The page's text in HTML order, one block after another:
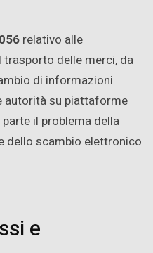
relativo alle
delle merci, da
di informazioni
autorità su piattaforme
il problema della
dello scambio elettronico
e